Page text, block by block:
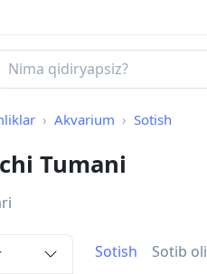
Akvarium Sotish
Tumani
Sotish Sotib